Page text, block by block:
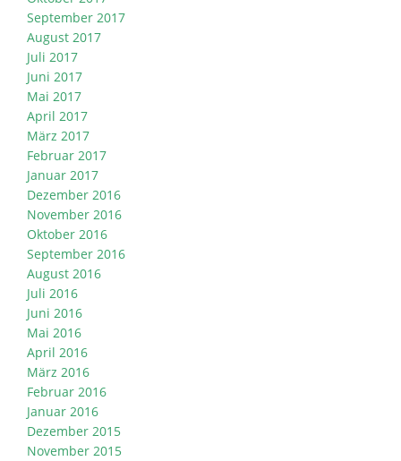
September 2017
August 2017
Juli 2017
Juni 2017
Mai 2017
April 2017
März 2017
Februar 2017
Januar 2017
Dezember 2016
November 2016
Oktober 2016
September 2016
August 2016
Juli 2016
Juni 2016
Mai 2016
April 2016
März 2016
Februar 2016
Januar 2016
Dezember 2015
November 2015